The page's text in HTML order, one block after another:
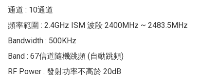
通道 : 10通道
頻率範圍 : 2.4GHz ISM 波段 2400MHz ~ 2483.5MHz
Bandwidth : 500KHz
Band : 67信道隨機跳頻 (自動跳頻)
RF Power : 發射功率不高於 20dB